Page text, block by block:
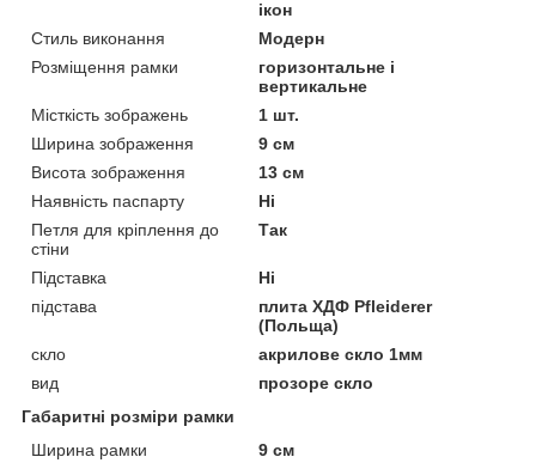
ікон
Стиль виконання
Модерн
Розміщення рамки
горизонтальне і
вертикальне
Місткість зображень
1 шт.
Ширина зображення
9 см
Висота зображення
13 см
Наявність паспарту
Ні
Петля для кріплення до
стіни
Так
Підставка
Ні
підстава
плита ХДФ Pfleiderer
(Польща)
скло
акрилове скло 1мм
вид
прозоре скло
Габаритні розміри рамки
Ширина рамки
9 см